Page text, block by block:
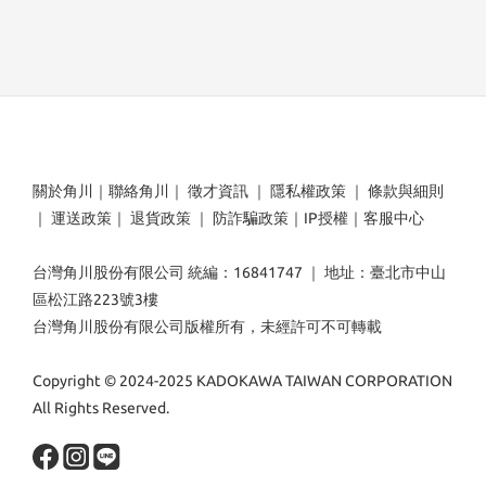
關於角川 ｜ 聯絡角川 ｜ 徵才資訊 ｜ 隱私權政策 ｜ 條款與細則
｜ 運送政策 ｜ 退貨政策 ｜ 防詐騙政策 ｜ IP授權 ｜ 客服中心
台灣角川股份有限公司 統編：16841747 ｜ 地址：臺北市中山
區松江路223號3樓
台灣角川股份有限公司版權所有，未經許可不可轉載
Copyright © 2024-2025 KADOKAWA TAIWAN CORPORATION
All Rights Reserved.